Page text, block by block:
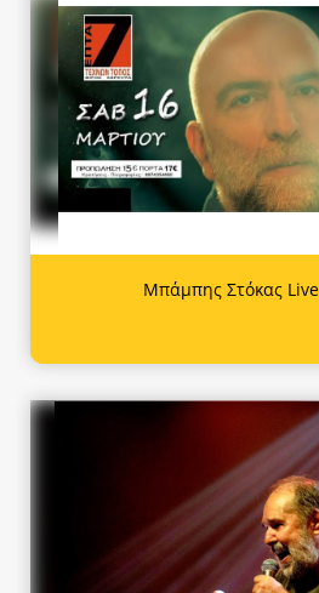
Μπάμπης Στόκας